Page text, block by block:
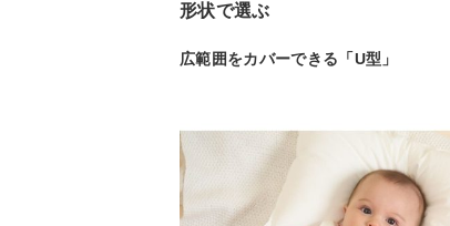
形状で選ぶ
広範囲をカバーできる「U型」